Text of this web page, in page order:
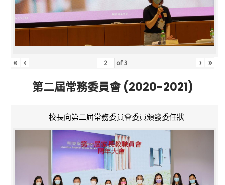
« ‹ of3 › »
第二屆常務委員會 (2020-2021)
校長向第二屆常務委員會委員頒發委任狀